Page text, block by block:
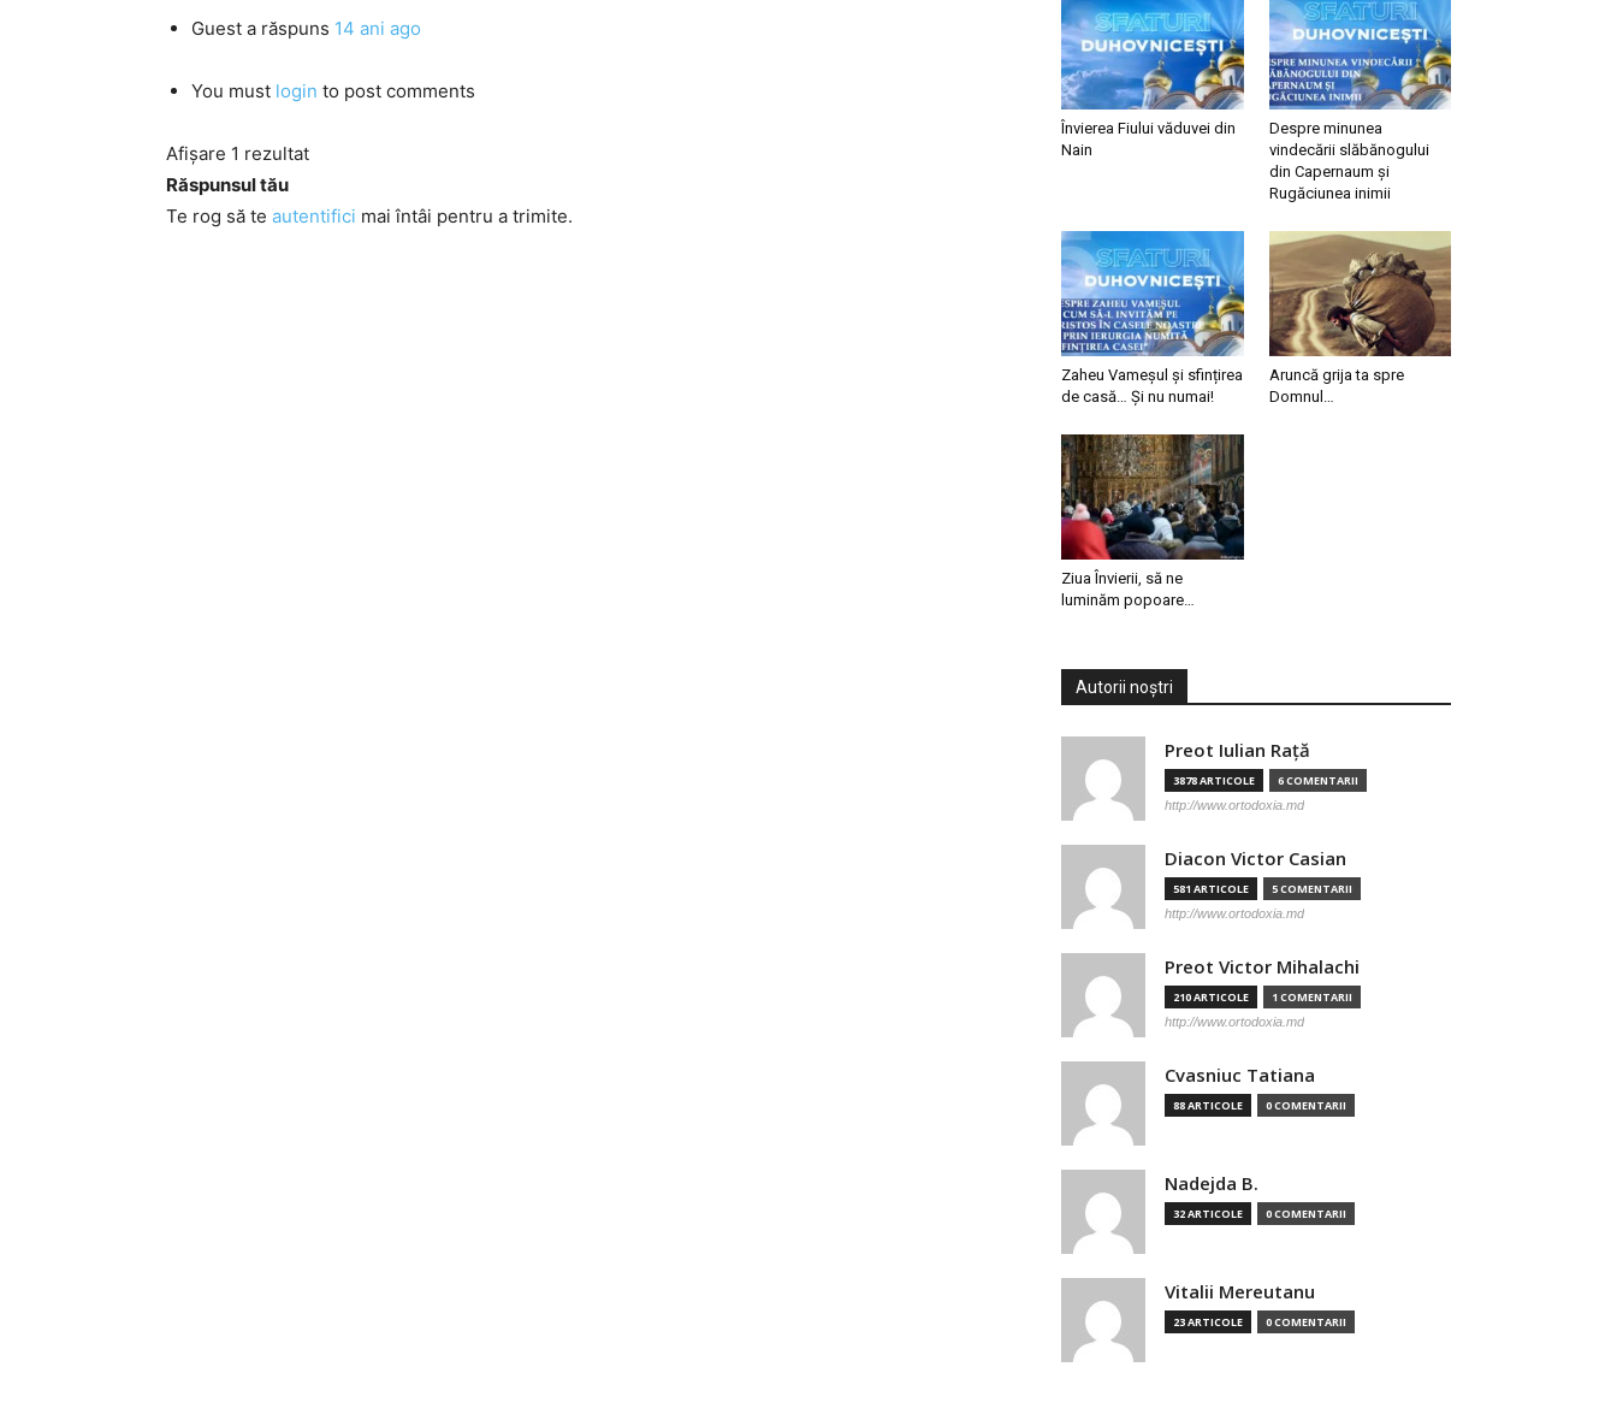
Guest a răspuns 14 ani ago
You must login to post comments
Afișare 1 rezultat
Răspunsul tău
Te rog să te autentifici mai întâi pentru a trimite.
Învierea Fiului văduvei din
Nain
Despre minunea
vindecării slăbănogului
din Capernaum și
Rugăciunea inimii
Zaheu Vameșul și sfințirea
de casă… Și nu numai!
Aruncă grija ta spre
Domnul…
Ziua Învierii, să ne
luminăm popoare…
Autorii noștri
Preot Iulian Raţă
3878 ARTICOLE 6 COMENTARII
http://www.ortodoxia.md
Diacon Victor Casian
581 ARTICOLE 5 COMENTARII
http://www.ortodoxia.md
Preot Victor Mihalachi
210 ARTICOLE 1 COMENTARII
http://www.ortodoxia.md
Cvasniuc Tatiana
88 ARTICOLE 0 COMENTARII
Nadejda B.
32 ARTICOLE 0 COMENTARII
Vitalii Mereutanu
23 ARTICOLE 0 COMENTARII